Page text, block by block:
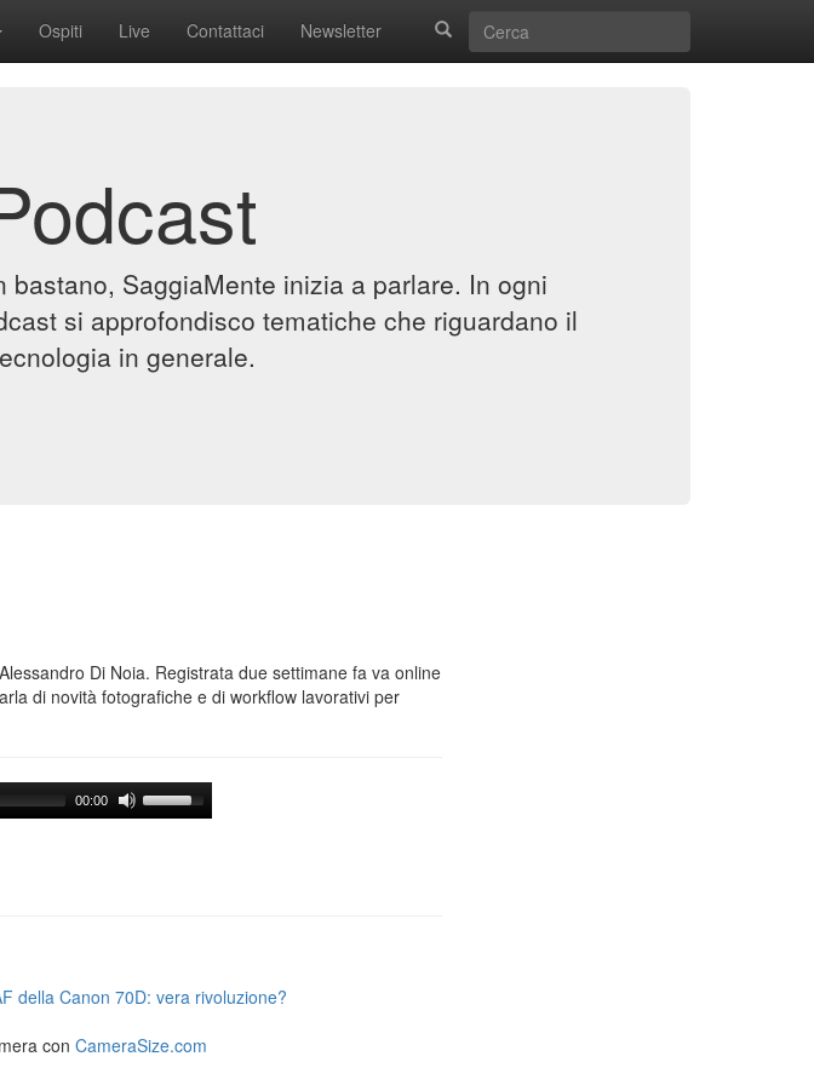
Ospiti Live Contattaci Newsletter
bastano, SaggiaMente inizia a parlare. In ogni
si approfondisco tematiche che riguardano il
in generale.
Di Noia. Registrata due settimane fa va online
di novità fotografiche e di workflow lavorativi per
00:00
della Canon 70D: vera rivoluzione?
con CameraSize.com